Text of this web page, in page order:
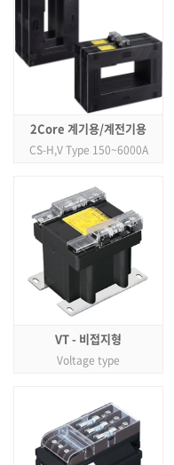
2Core 계기용/계전기용
CS-H,V Type 150~6000A
VT - 비접지형
Voltage type